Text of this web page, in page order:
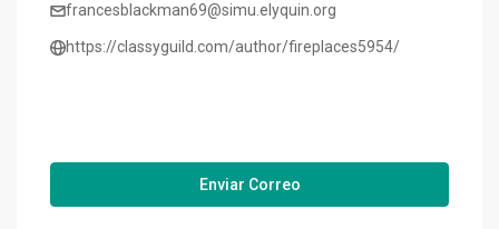
francesblackman69@simu.elyquin.org
https://classyguild.com/author/fireplaces5954/
Enviar Correo